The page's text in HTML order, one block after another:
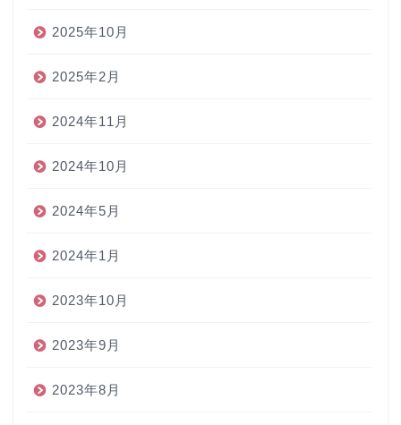
2025年10月
2025年2月
2024年11月
2024年10月
2024年5月
2024年1月
2023年10月
2023年9月
2023年8月